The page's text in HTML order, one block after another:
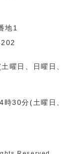
地1
曜日、日曜日、
30分(土曜日、